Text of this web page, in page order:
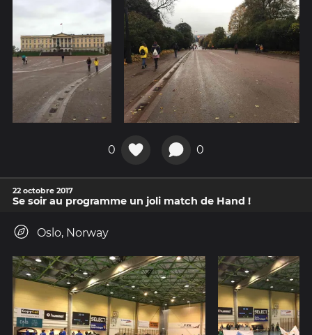
0 0
22 octobre 2017
Se soir au programme un joli match de Hand !
Oslo, Norway